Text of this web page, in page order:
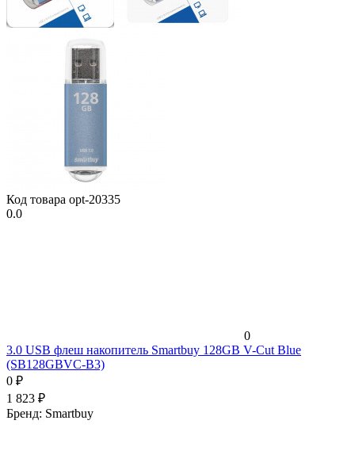
Код товара opt-20335
0.0
0
3.0 USB флеш накопитель Smartbuy 128GB V-Cut Blue
(SB128GBVC-B3)
0 ₽
1 823 ₽
Бренд: Smartbuy